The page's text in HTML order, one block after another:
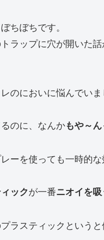
ちぼちです。
ラップに穴が開いた
のにおいに悩んでいま
のに、なんかもや～ん
ーを使っても一時的な
ックが一番ニオイを吸
ラスティックという